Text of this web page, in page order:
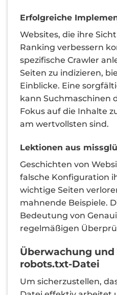
Erfolgreiche
Websites, die ihre
Ranking verbessern
spezifische Crawler
Seiten zu indizieren,
Einblicke. Eine
kann Suchmaschinen
Fokus auf die Inhalte
am wertvollsten sind.
Lektionen aus
Geschichten von
falsche Konfiguration
wichtige Seiten
mahnende Beispiele.
Bedeutung von
regelmäßigen
Überwachung und
robots.txt-Datei
Um sicherzustellen,